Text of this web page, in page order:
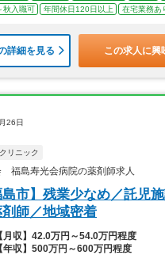
秋入職可 年間休日120日以上 在宅業務あ
詳細を見る この求人に興
26日
リニック
福島寿光会病院の薬剤師求人
島市】残業少なめ／託児
師／地域密着
【月収】42.0万円～54.0万円程度
【年収】500万円～600万円程度